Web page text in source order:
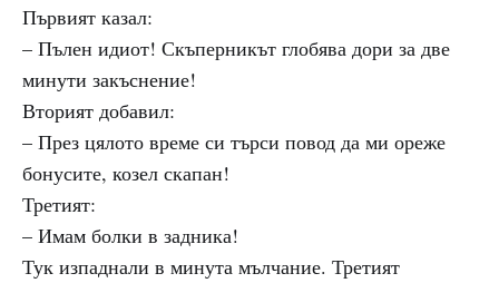
Първият казал:
– Пълен идиот! Скъперникът глобява дори за две
минути закъснение!
Вторият добавил:
– През цялото време си търси повод да ми ореже
бонусите, козел скапан!
Третият:
– Имам болки в задника!
Тук изпаднали в минута мълчание. Третият